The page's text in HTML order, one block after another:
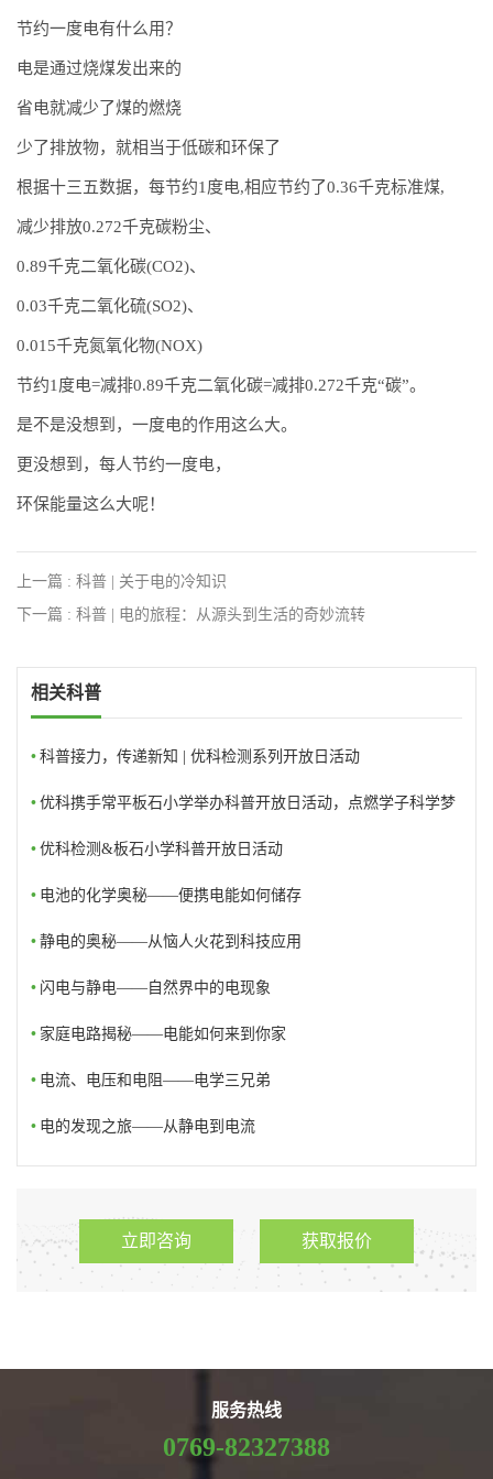
节约一度电有什么用？
电是通过烧煤发出来的
省电就减少了煤的燃烧
少了排放物，就相当于低碳和环保了
根据十三五数据，每节约1度电,相应节约了0.36千克标准煤,
减少排放0.272千克碳粉尘、
0.89千克二氧化碳(CO2)、
0.03千克二氧化硫(SO2)、
0.015千克氮氧化物(NOX)
节约1度电=减排0.89千克二氧化碳=减排0.272千克“碳”。
是不是没想到，一度电的作用这么大。
更没想到，每人节约一度电，
环保能量这么大呢！
上一篇 : 科普 | 关于电的冷知识
下一篇 : 科普 | 电的旅程：从源头到生活的奇妙流转
相关科普
• 科普接力，传递新知 | 优科检测系列开放日活动
• 优科携手常平板石小学举办科普开放日活动，点燃学子科学梦
想
• 优科检测&板石小学科普开放日活动
• 电池的化学奥秘——便携电能如何储存
• 静电的奥秘——从恼人火花到科技应用
• 闪电与静电——自然界中的电现象
• 家庭电路揭秘——电能如何来到你家
• 电流、电压和电阻——电学三兄弟
• 电的发现之旅——从静电到电流
立即咨询 获取报价
服务热线
0769-82327388